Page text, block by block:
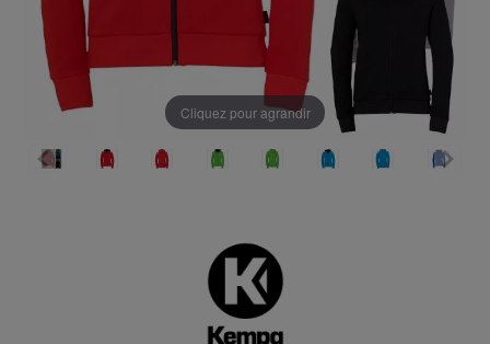
Cliquez pour agrandir